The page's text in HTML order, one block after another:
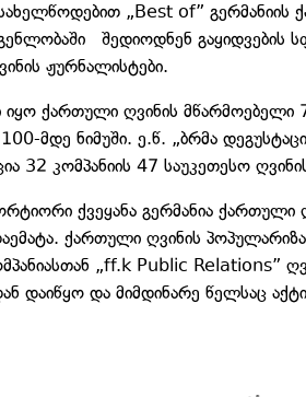
„Best of” გერმანიის
შედიოდნენ გაყიდვების
ჟურნალისტები.
ქართული ღვინის მწარმოებელი
მდე ნიმუში. ე.წ. „ბრმა
32 კომპანიის 47 საუკეთესო
ქვეყანა გერმანია ქართული
ქართული ღვინის
„ff.k Public Relations”
დაიწყო და მიმდინარე წელსაც